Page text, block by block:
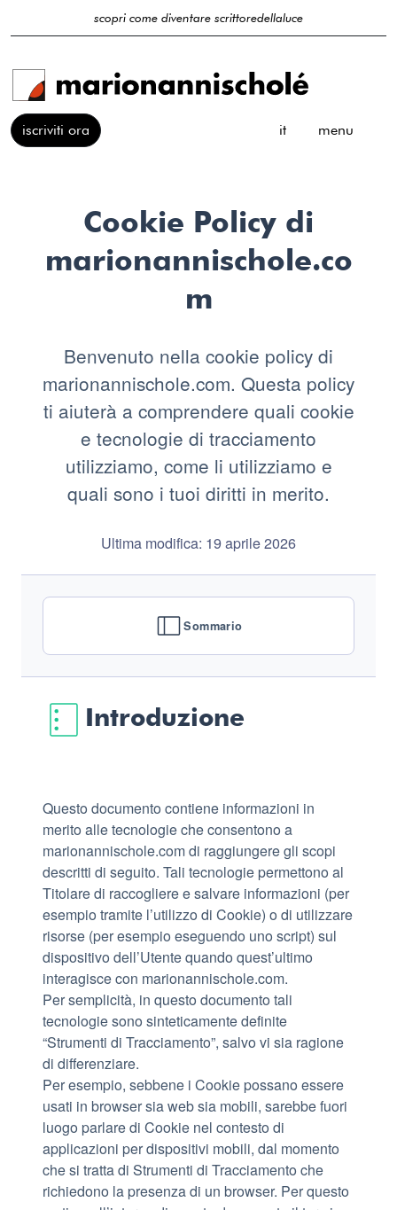
scopri come diventare scrittoredellaluce
iscriviti ora it menu
Cookie Policy di
marionannischole.co
m
Benvenuto nella cookie policy di
marionannischole.com. Questa policy
ti aiuterà a comprendere quali cookie
e tecnologie di tracciamento
utilizziamo, come li utilizziamo e
quali sono i tuoi diritti in merito.
Ultima modifica: 19 aprile 2026
Sommario
Introduzione
Questo documento contiene informazioni in
merito alle tecnologie che consentono a
marionannischole.com di raggiungere gli scopi
descritti di seguito. Tali tecnologie permettono al
Titolare di raccogliere e salvare informazioni (per
esempio tramite l’utilizzo di Cookie) o di utilizzare
risorse (per esempio eseguendo uno script) sul
dispositivo dell’Utente quando quest’ultimo
interagisce con marionannischole.com.
Per semplicità, in questo documento tali
tecnologie sono sinteticamente definite
“Strumenti di Tracciamento”, salvo vi sia ragione
di differenziare.
Per esempio, sebbene i Cookie possano essere
usati in browser sia web sia mobili, sarebbe fuori
luogo parlare di Cookie nel contesto di
applicazioni per dispositivi mobili, dal momento
che si tratta di Strumenti di Tracciamento che
richiedono la presenza di un browser. Per questo